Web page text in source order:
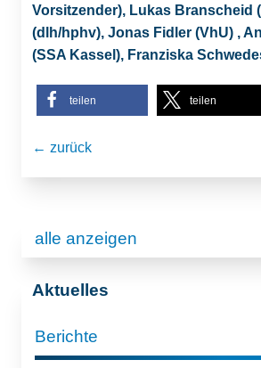
Vorsitzender), Lukas Branscheid
(dlh/hphv), Jonas Fidler (VhU) ,
(SSA Kassel), Franziska
teilen teilen
← zurück
alle anzeigen
Aktuelles
Berichte